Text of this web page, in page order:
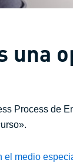
una
Process de
el medio